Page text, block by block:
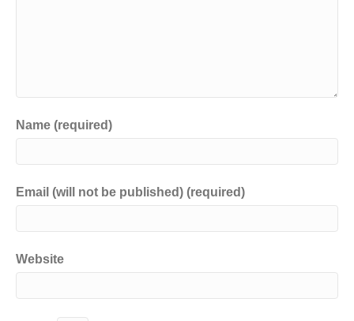
Name (required)
Email (will not be published) (required)
Website